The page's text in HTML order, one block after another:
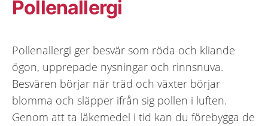
Pollenallergi
Pollenallergi ger besvär som röda och kliande
ögon, upprepade nysningar och rinnsnuva.
Besvären börjar när träd och växter börjar
blomma och släpper ifrån sig pollen i luften.
Genom att ta läkemedel i tid kan du förebygga de